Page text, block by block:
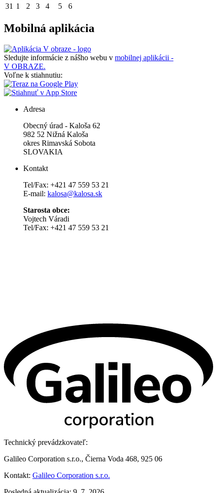
31 1 2 3 4 5 6
Mobilná aplikácia
Sledujte informácie z nášho webu v mobilnej aplikácii -
V OBRAZE.
Voľne k stiahnutiu:
Adresa
Obecný úrad - Kaloša 62
982 52 Nižná Kaloša
okres Rimavská Sobota
SLOVAKIA
Kontakt
Tel/Fax: +421 47 559 53 21
E-mail: kalosa@kalosa.sk
Starosta obce:
Vojtech Váradi
Tel/Fax: +421 47 559 53 21
Technický prevádzkovateľ:
Galileo Corporation s.r.o., Čierna Voda 468, 925 06
Kontakt: Galileo Corporation s.r.o.